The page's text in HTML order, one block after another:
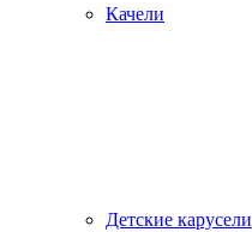
Качели
Детские карусели